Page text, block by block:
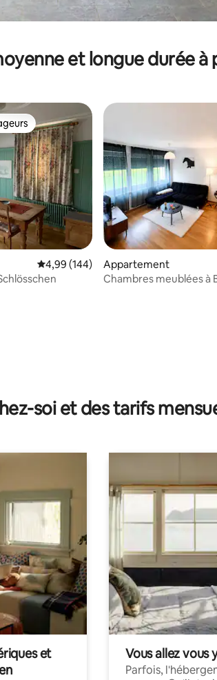
et longue durée à
50 commentaires : 5 sur 5
les plus appréciés
Évaluation moyenne sur la base de
4,99 (144)
Schlösschen
Appartement
Chambres meublées à
soi et des tarifs
et
Vous allez vous
Parfois,